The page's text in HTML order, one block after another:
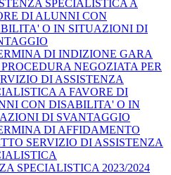
SPECIALISTICA A
DI ALUNNI CON
O IN SITUAZIONI DI
DI INDIZIONE GARA
NEGOZIATA PER
DI ASSISTENZA
A FAVORE DI
CON DISABILITA' O IN
DI SVANTAGGIO
DI AFFIDAMENTO
SERVIZIO DI ASSISTENZA
SPECIALISTICA 2023/2024